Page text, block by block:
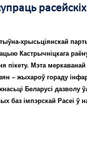
хрысьціянскай
Кастрычніцкага
пікету. Мэта
– жыхароў гораду
Беларусі дазволу
баз імпэрскай Расеі ў